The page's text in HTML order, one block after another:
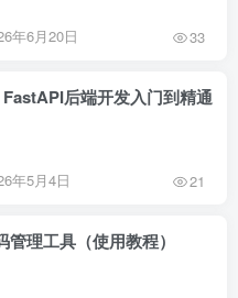
年6月20日 33
FastAPI后端开发入门到精通
年5月4日 21
理工具（使用教程）